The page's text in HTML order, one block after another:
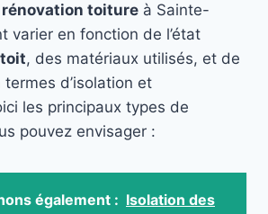
toiture à Sainte-
varier en fonction de l’état
toit, des matériaux utilisés, et de
d’isolation et
les principaux types de
pouvez envisager :
également : Isolation des